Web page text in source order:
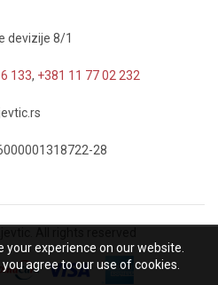
devizije 8/1
133, +381 11 77 02 232
28
your experience on our website.
agree to our use of cookies.